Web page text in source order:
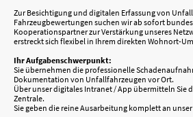
Zur Besichtigung und digitalen Erfassung von
Fahrzeugbewertungen suchen wir ab sofort
Kooperationspartner zur Verstärkung unseres
erstreckt sich flexibel in Ihrem direkten Wohnort-
Ihr Aufgabenschwerpunkt:
Sie übernehmen die professionelle
Dokumentation von Unfallfahrzeugen vor Ort.
Über unser digitales Intranet / App übermitteln Sie
Zentrale.
Sie geben die reine Ausarbeitung komplett an